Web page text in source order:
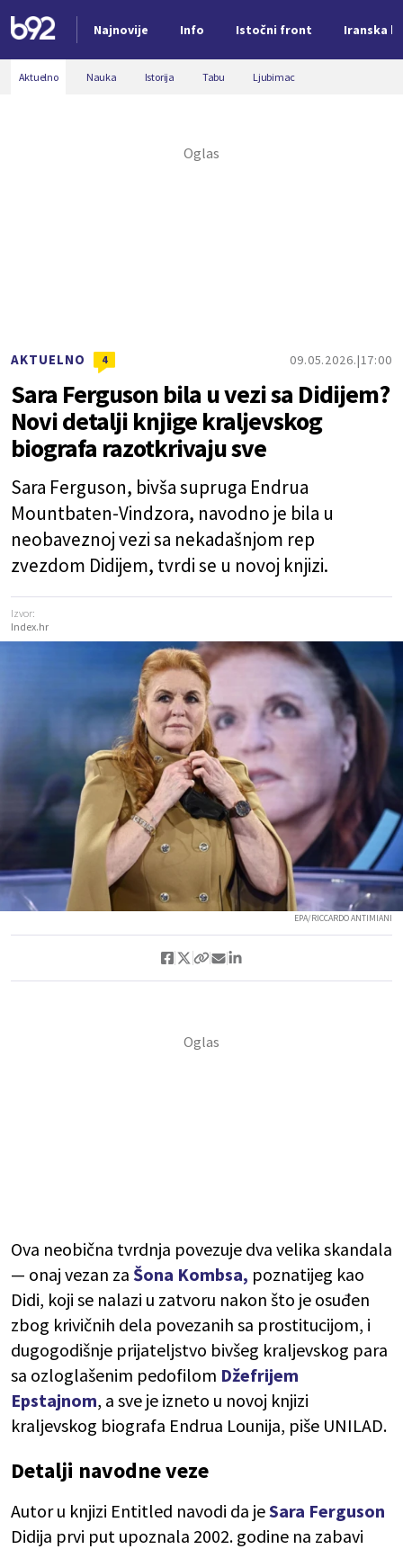
Najnovije Info Istočni front Iranska
Nova vest
Aktuelno Nauka Istorija Tabu Ljubimac
AKTUELNO 4 09.05.2026. 17:00
Sara Ferguson bila u vezi sa Didijem?
Novi detalji knjige kraljevskog
biografa razotkrivaju sve
Sara Ferguson, bivša supruga Endrua
Mountbaten-Vindzora, navodno je bila u
neobaveznoj vezi sa nekadašnjom rep
zvezdom Didijem, tvrdi se u novoj knjizi.
Izvor:
Index.hr
EPA/RICCARDO ANTIMIANI
Ova neobična tvrdnja povezuje dva velika skandala
— onaj vezan za Šona Kombsa, poznatijeg kao
Didi, koji se nalazi u zatvoru nakon što je osuđen
zbog krivičnih dela povezanih sa prostitucijom, i
dugogodišnje prijateljstvo bivšeg kraljevskog para
sa ozloglašenim pedofilom Džefrijem
Epstajnom, a sve je izneto u novoj knjizi
kraljevskog biografa Endrua Lounija, piše UNILAD.
Detalji navodne veze
Autor u knjizi Entitled navodi da jeSara Ferguson
Didija prvi put upoznala 2002. godine na zabavi